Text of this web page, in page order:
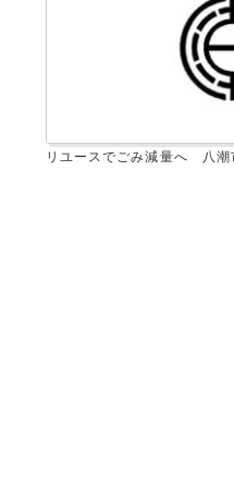
リユースでごみ減量へ 八潮